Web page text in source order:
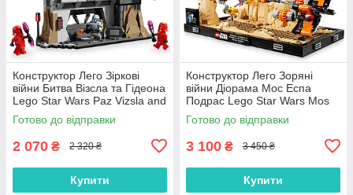
Конструктор Лего Зіркові
війни Битва Візсла та Гідеона
Lego Star Wars Paz Vizsla and
Moff Gideon Batt 75386
Готово до відправки
2 070 ₴ 2 320 ₴
Купити
Конструктор Лего Зоряні
війни Діорама Мос Еспа
Подрас Lego Star Wars Mos
Espa Podrace Diorama 75380
Готово до відправки
3 100 ₴ 3 450 ₴
Купити